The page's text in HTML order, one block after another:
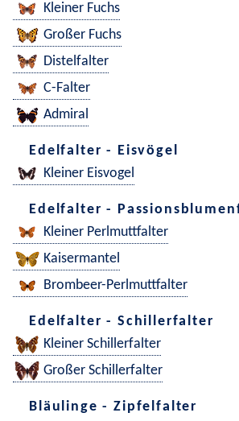
Kleiner Fuchs
Großer Fuchs
Distelfalter
C-Falter
Admiral
Edelfalter - Eisvögel
Kleiner Eisvogel
Edelfalter -
Kleiner Perlmuttfalter
Kaisermantel
Brombeer-Perlmuttfalter
Edelfalter - Schillerfalter
Kleiner Schillerfalter
Großer Schillerfalter
Bläulinge - Zipfelfalter